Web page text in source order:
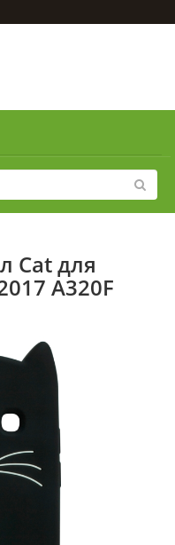
Cat для
A320F